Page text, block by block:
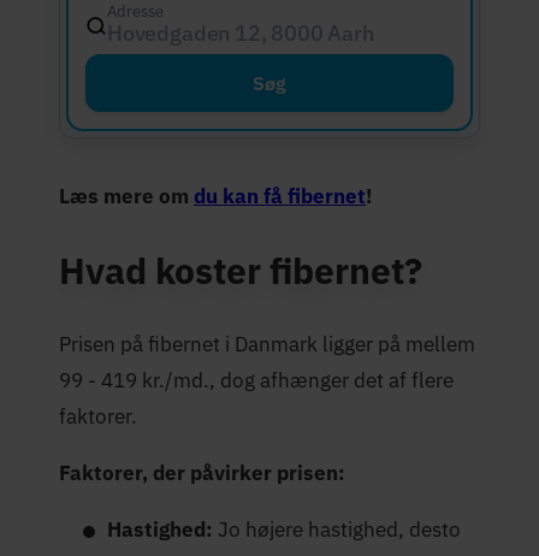
Adresse
Hovedgaden 12, 8000 Aarhus C
Søg
Læs mere om du kan få fibernet!
Hvad koster fibernet?
Prisen på fibernet i Danmark ligger på mellem
99 - 419 kr./md., dog afhænger det af flere
faktorer.
Faktorer, der påvirker prisen:
Hastighed: Jo højere hastighed, desto